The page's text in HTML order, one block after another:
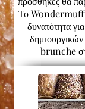
Το
δυνατότητα
brunche